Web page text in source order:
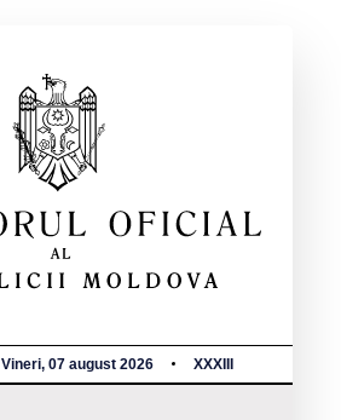
Vineri, 07 august 2026 XXXIII